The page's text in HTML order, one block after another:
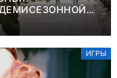
ПЛАЩА
ИГРЫ